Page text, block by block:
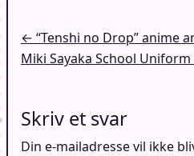
← “Tenshi no Drop” anime
Miki Sayaka School
Skriv et svar
Din e-mailadresse vil ikke